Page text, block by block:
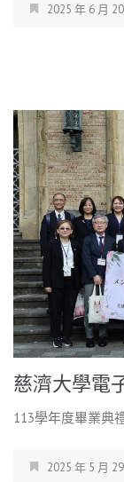
2025 年 6 月
慈濟大學電
113學年度畢業典
2025 年 5 月